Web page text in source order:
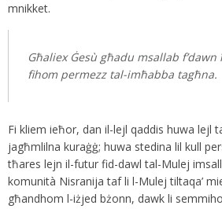
mnikket.
Għaliex Ġesù għadu msallab
fihom permezz tal-imħabba tagħna.
Fi kliem ieħor, dan il-lejl qaddis huwa lejl
jagħmlilna kuraġġ; huwa stedina lil kull
tħares lejn il-futur fid-dawl tal-Mulej
komunità Nisranija taf li l-Mulej tiltaqa’
għandhom l-iżjed bżonn, dawk li